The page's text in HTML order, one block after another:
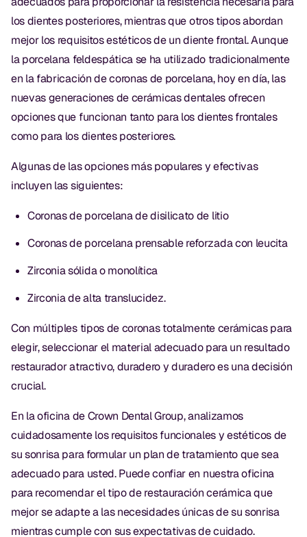
los dientes posteriores, mientras que otros tipos abordan
mejor los requisitos estéticos de un diente frontal. Aunque
la porcelana feldespática se ha utilizado tradicionalmente
en la fabricación de coronas de porcelana, hoy en día, las
nuevas generaciones de cerámicas dentales ofrecen
opciones que funcionan tanto para los dientes frontales
como para los dientes posteriores.
Algunas de las opciones más populares y efectivas
incluyen las siguientes:
Coronas de porcelana de disilicato de litio
Coronas de porcelana prensable reforzada con leucita
Zirconia sólida o monolítica
Zirconia de alta translucidez.
Con múltiples tipos de coronas totalmente cerámicas para
elegir, seleccionar el material adecuado para un resultado
restaurador atractivo, duradero y duradero es una decisión
crucial.
En la oficina de Crown Dental Group, analizamos
cuidadosamente los requisitos funcionales y estéticos de
su sonrisa para formular un plan de tratamiento que sea
adecuado para usted. Puede confiar en nuestra oficina
para recomendar el tipo de restauración cerámica que
mejor se adapte a las necesidades únicas de su sonrisa
mientras cumple con sus expectativas de cuidado.